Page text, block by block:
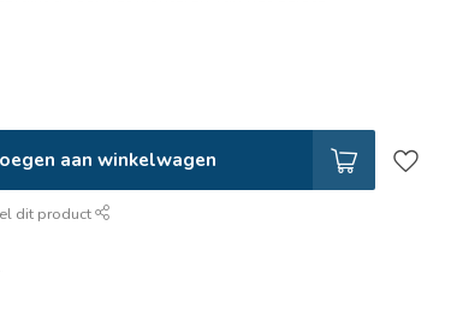
aan winkelwagen
dit product